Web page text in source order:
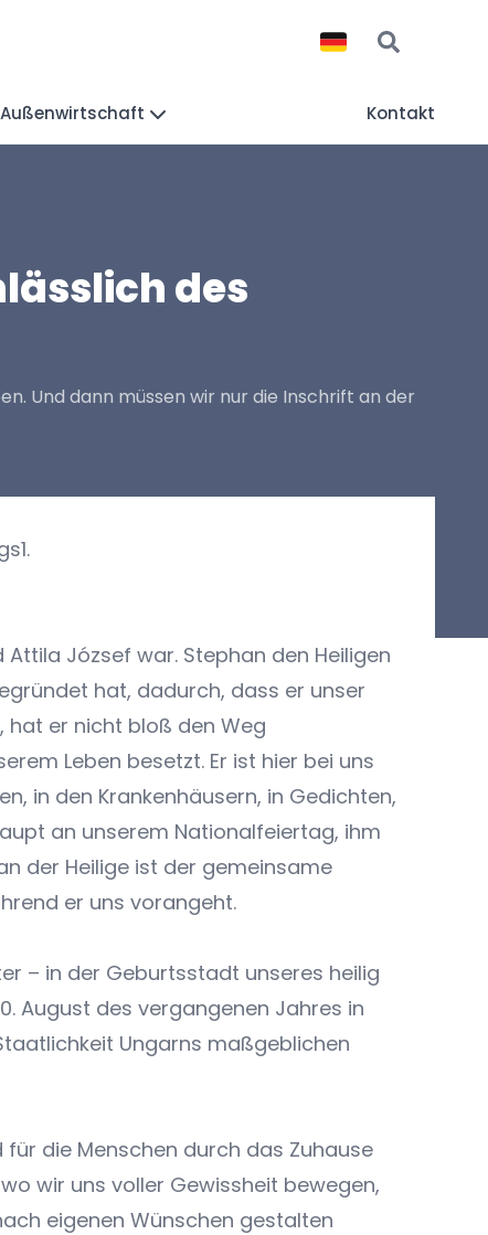
Außenwirtschaft Kontakt
des
Und dann müssen wir nur die Inschrift an der
Attila József war. Stephan den Heiligen
hat, dadurch, dass er unser
hat er nicht bloß den Weg
Leben besetzt. Er ist hier bei uns
in den Krankenhäusern, in Gedichten,
an unserem Nationalfeiertag, ihm
der Heilige ist der gemeinsame
er uns vorangeht.
– in der Geburtsstadt unseres heilig
August des vergangenen Jahres in
Ungarns maßgeblichen
die Menschen durch das Zuhause
wir uns voller Gewissheit bewegen,
eigenen Wünschen gestalten